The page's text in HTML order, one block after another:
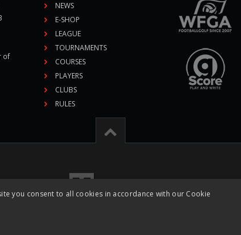
of
NEWS
E-SHOP
LEAGUE
TOURNAMENTS
COURSES
PLAYERS
CLUBS
RULES
you consent to all cookies in accordance with our Cookie